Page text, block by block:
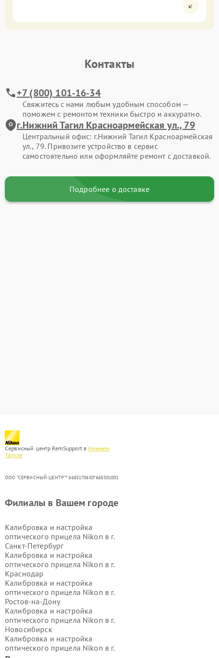
Контакты
+7 (800) 101-16-34
Свяжитесь с нами любым удобным способом —
поможем с ремонтом техники быстро и аккуратно.
г.Нижний Тагил Красноармейская ул., 79
Центральный офис: г.Нижний Тагил Красноармейская
ул., 79. Привозите устройство в сервис
самостоятельно или оформляйте ремонт с доставкой.
Подробнее о доставке
Сервисный центр RemSupport в Нижнем
Тагиле
ООО "СЕРВИСНЫЙ ЦЕНТР"* 6685170650*668501001
Филиалы в Вашем городе
Калибровка и настройка
оптического прицела Nikon в г.
Санкт-Петербург
Калибровка и настройка
оптического прицела Nikon в г.
Краснодар
Калибровка и настройка
оптического прицела Nikon в г.
Ростов-на-Дону
Калибровка и настройка
оптического прицела Nikon в г.
Новосибирск
Калибровка и настройка
оптического прицела Nikon в г.